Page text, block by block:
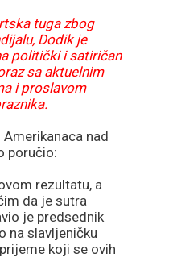
tuga zbog
Dodik je
politički i satiričan
sa aktuelnim
i proslavom
nad
poručio:
rezultatu, a
da je sutra
je predsednik
na slavljeničku
koji se ovih